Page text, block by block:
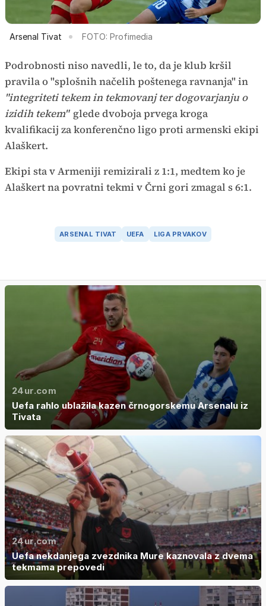
Arsenal Tivat FOTO: Profimedia
Podrobnosti niso navedli, le to, da je klub kršil
pravila o "splošnih načelih poštenega ravnanja" in
"integriteti tekem in tekmovanj ter dogovarjanju o
izidih tekem" glede dvoboja prvega kroga
kvalifikacij za konferenčno ligo proti armenski ekipi
Alaškert.
Ekipi sta v Armeniji remizirali z 1:1, medtem ko je
Alaškert na povratni tekmi v Črni gori zmagal s 6:1.
ARSENAL TIVAT UEFA LIGA PRVAKOV
24ur.com
Uefa rahlo ublažila kazen črnogorskemu Arsenalu iz
Tivata
24ur.com
Uefa nekdanjega zvezdnika Mure kaznovala z dvema
tekmama prepovedi